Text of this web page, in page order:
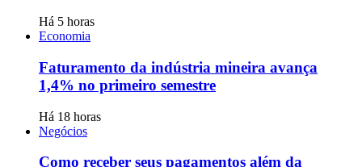
Há 5 horas
Economia
Faturamento da indústria mineira avança
1,4% no primeiro semestre
Há 18 horas
Negócios
Como receber seus pagamentos além da